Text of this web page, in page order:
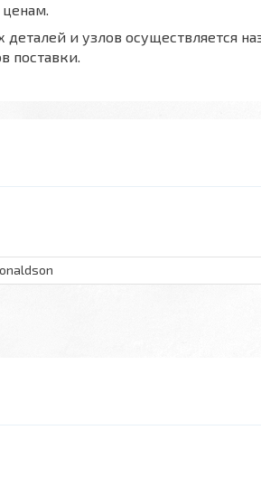
и узлов осуществляется
поставки.